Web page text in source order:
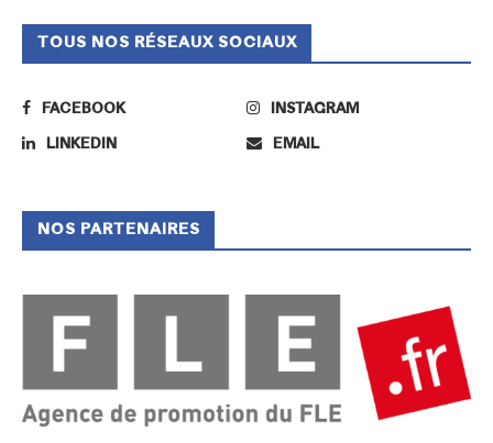
TOUS NOS RÉSEAUX SOCIAUX
FACEBOOK INSTAGRAM
LINKEDIN EMAIL
NOS PARTENAIRES